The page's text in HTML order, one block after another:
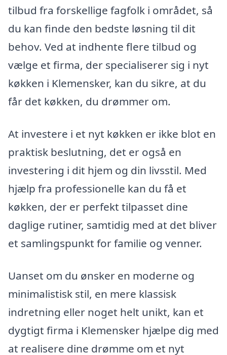
tilbud fra forskellige fagfolk i området, så
du kan finde den bedste løsning til dit
behov. Ved at indhente flere tilbud og
vælge et firma, der specialiserer sig i nyt
køkken i Klemensker, kan du sikre, at du
får det køkken, du drømmer om.
At investere i et nyt køkken er ikke blot en
praktisk beslutning, det er også en
investering i dit hjem og din livsstil. Med
hjælp fra professionelle kan du få et
køkken, der er perfekt tilpasset dine
daglige rutiner, samtidig med at det bliver
et samlingspunkt for familie og venner.
Uanset om du ønsker en moderne og
minimalistisk stil, en mere klassisk
indretning eller noget helt unikt, kan et
dygtigt firma i Klemensker hjælpe dig med
at realisere dine drømme om et nyt